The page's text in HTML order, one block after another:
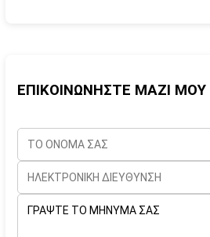
ΕΠΙΚΟΙΝΩΝΗΣΤΕ ΜΑΖΙ ΜΟΥ